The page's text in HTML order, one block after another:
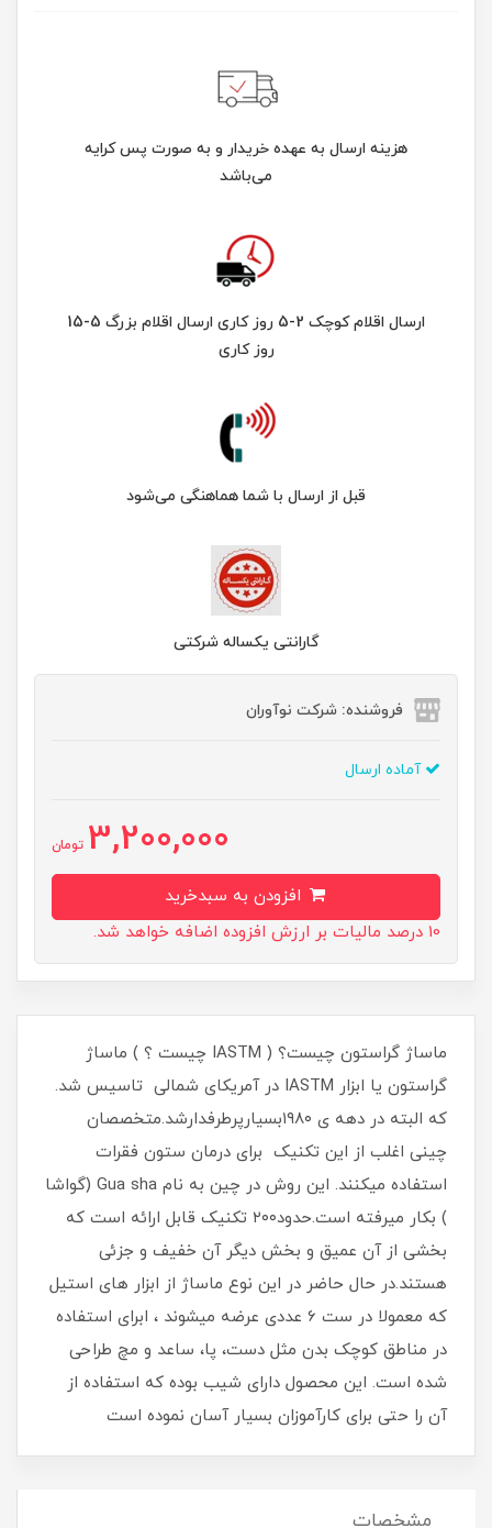
هزینه ارسال به عهده خریدار و به صورت پس کرایه
می‌باشد
ارسال اقلام کوچک 2-5 روز کاری ارسال اقلام بزرگ 5-15
روز کاری
قبل از ارسال با شما هماهنگی می‌شود
گارانتی یکساله شرکتی
فروشنده: شرکت نوآوران
آماده ارسال
3,200,000 تومان
10 درصد مالیات بر ارزش افزوده اضافه خواهد شد.
ماساژ گراستون چیست؟ ( IASTM چیست ؟ ) ماساژ
گراستون یا ابزار IASTM در آمریکای شمالی تاسیس شد.
که البته در دهه ی ۱۹۸۰بسیارپرطرفدارشد.متخصصان
چینی اغلب از این تکنیک برای درمان ستون فقرات
استفاده میکنند. این روش در چین به نام Gua sha (گواشا
) بکار میرفته است.حدود۲۰۰ تکنیک قابل ارائه است که
بخشی از آن عمیق و بخش دیگر آن خفیف و جزئی
هستند.در حال حاضر در این نوع ماساژ از ابزار های استیل
که معمولا در ست 6 عددی عرضه میشوند ، ابرای استفاده
در مناطق کوچک بدن مثل دست، پا، ساعد و مچ طراحی
شده است. این محصول دارای شیب بوده که استفاده از
آن را حتی برای کارآموزان بسیار آسان نموده است
مشخصات